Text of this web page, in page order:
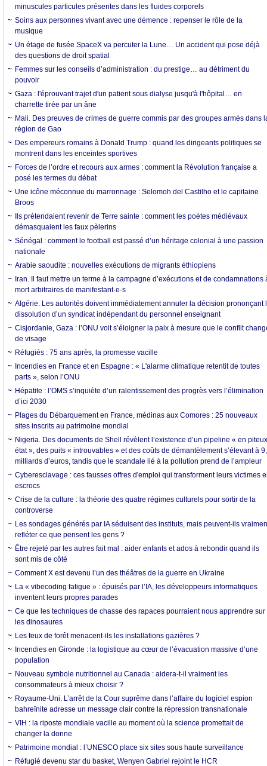
minuscules particules présentes dans les fluides corporels
Soins aux personnes vivant avec une démence : repenser le rôle de la
musique
Un étage de fusée SpaceX va percuter la Lune… Un accident qui pose déjà
des questions de droit spatial
Femmes sur les conseils d’administration : du prestige… au détriment du
pouvoir
Gaza : l'éprouvant trajet d'un patient sous dialyse jusqu'à l'hôpital… en
charrette tirée par un âne
Mali. Des preuves de crimes de guerre commis par des groupes armés dans
région de Gao
Des empereurs romains à Donald Trump : quand les dirigeants politiques se
montrent dans les enceintes sportives
Forces de l’ordre et recours aux armes : comment la Révolution française a
posé les termes du débat
Une icône méconnue du marronnage : Selomoh del Castilho et le capitaine
Broos
Ils prétendaient revenir de Terre sainte : comment les poètes médiévaux
démasquaient les faux pèlerins
Sénégal : comment le football est passé d’un héritage colonial à une passion
nationale
Arabie saoudite : nouvelles exécutions de migrants éthiopiens
Iran. Il faut mettre un terme à la campagne d’exécutions et de condamnations
mort arbitraires de manifestant·e·s
Algérie. Les autorités doivent immédiatement annuler la décision prononçant
dissolution d’un syndicat indépendant du personnel enseignant
Cisjordanie, Gaza : l’ONU voit s’éloigner la paix à mesure que le conflit
de visage
Réfugiés : 75 ans après, la promesse vacille
Incendies en France et en Espagne : « L'alarme climatique retentit de toutes
parts », selon l’ONU
Hépatite : l’OMS s’inquiète d’un ralentissement des progrès vers l’élimination
d’ici 2030
Plages du Débarquement en France, médinas aux Comores : 25 nouveaux
sites inscrits au patrimoine mondial
Nigeria. Des documents de Shell révèlent l’existence d’un pipeline « en
état », des puits « introuvables » et des coûts de démantèlement s’élevant à
milliards d’euros, tandis que le scandale lié à la pollution prend de l’ampleur
Cyberesclavage : ces fausses offres d'emploi qui transforment leurs victimes
escrocs
Crise de la culture : la théorie des quatre régimes culturels pour sortir de la
controverse
Les sondages générés par IA séduisent des instituts, mais peuvent-ils
refléter ce que pensent les gens ?
Être rejeté par les autres fait mal : aider enfants et ados à rebondir quand ils
sont mis de côté
Comment X est devenu l’un des théâtres de la guerre en Ukraine
La « vibecoding fatigue » : épuisés par l’IA, les développeurs informatiques
inventent leurs propres parades
Ce que les techniques de chasse des rapaces pourraient nous apprendre sur
les dinosaures
Les feux de forêt menacent-ils les installations gazières ?
Incendies en Gironde : la logistique au cœur de l’évacuation massive d’une
population
Nouveau symbole nutritionnel au Canada : aidera-t-il vraiment les
consommateurs à mieux choisir ?
Royaume-Uni. L’arrêt de la Cour suprême dans l’affaire du logiciel espion
bahreïnite adresse un message clair contre la répression transnationale
VIH : la riposte mondiale vacille au moment où la science promettait de
changer la donne
Patrimoine mondial : l’UNESCO place six sites sous haute surveillance
Réfugié devenu star du basket, Wenyen Gabriel rejoint le HCR